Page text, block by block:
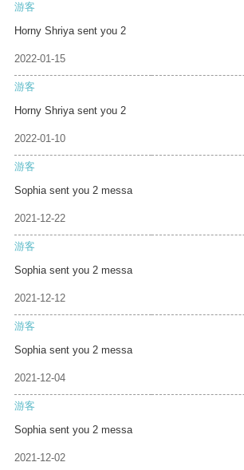
游客
Horny Shriya sent you 2
2022-01-15
游客
Horny Shriya sent you 2
2022-01-10
游客
Sophia sent you 2 messa
2021-12-22
游客
Sophia sent you 2 messa
2021-12-12
游客
Sophia sent you 2 messa
2021-12-04
游客
Sophia sent you 2 messa
2021-12-02